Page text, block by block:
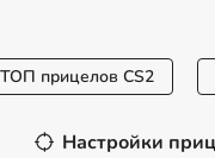
ТОП прицелов CS2
Настройки